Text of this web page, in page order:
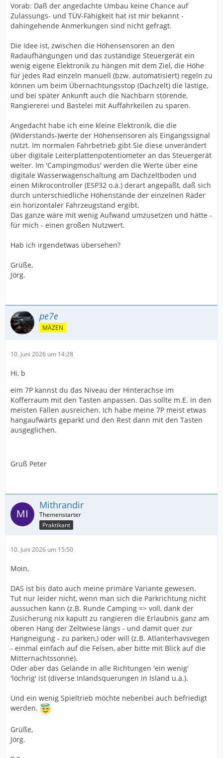
Vorab: Daß der angedachte Umbau keine Chance auf
Zulassungs- und TÜV-Fähigkeit hat ist mir bekannt -
dahingehende Anmerkungen sind nicht gefragt.
Die Idee ist, zwischen die Höhensensoren an den
Radaufhängungen und das zuständige Steuergerät ein
wenig eigene Elektronik zu hängen mit dem Ziel, die Höhe
für jedes Rad einzeln manuell (bzw. automatisiert) regeln zu
können um beim Übernachtungsstop (Dachzelt) die lästige,
und bei später Ankunft auch die Nachbarn störende,
Rangiererei und Bastelei mit Auffahrkeilen zu sparen.
Angedacht habe ich eine kleine Elektronik, die die
(Widerstands-)werte der Höhensensoren als Eingangssignal
nutzt. Im normalen Fahrbetrieb gibt Sie diese unverändert
über digitale Leiterplattenpotentiometer an das Steuergerät
weiter. Im 'Campingmodus' werden die Werte über eine
digitale Wasserwagenschaltung am Dachzeltboden und
einen Mikrocontroller (ESP32 o.ä.) derart angepaßt, daß sich
durch unterschiedliche Höhenstände der einzelnen Räder
ein horizontaler Fahrzeugstand ergibt.
Das ganze wäre mit wenig Aufwand umzusetzen und hätte -
für mich - einen großen Nutzwert.
Hab ich irgendetwas übersehen?
Grüße,
Jörg.
pe7e
MÄZEN
10. Juni 2026 um 14:28
Hi, b
eim 7P kannst du das Niveau der Hinterachse im
Kofferraum mit den Tasten anpassen. Das sollte m.E. in den
meisten Fällen ausreichen. Ich habe meine 7P meist etwas
hangaufwärts geparkt und den Rest dann mit den Tasten
ausgeglichen.
Gruß Peter
Mithrandir
Praktikant
10. Juni 2026 um 15:50
Moin,
DAS ist bis dato auch meine primäre Variante gewesen.
Tut nur leider nicht, wenn man sich die Parkrichtung nicht
aussuchen kann (z.B. Runde Camping => voll, dank der
Zusicherung nix kaputt zu rangieren die Erlaubnis ganz am
oberen Hang der Zeltwiese längs - und damit quer zur
Hangneigung - zu parken,) oder will (z.B. Atlanterhavsvegen
- einmal einfach auf die Felsen, aber bitte mit Blick auf die
Mitternachtssonne).
Oder aber das Gelände in alle Richtungen 'ein wenig'
'löchrig' ist (diverse Inlandsquerungen in Island u.ä.).
Und ein wenig Spieltrieb möchte nebenbei auch befriedigt
werden.
Grüße,
Jörg.